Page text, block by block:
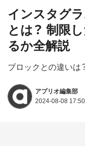
インスタグラ
とは？ 制限
るか全解説
ブロックとの違いは
アプリオ編集部
2024-08-08 17:50